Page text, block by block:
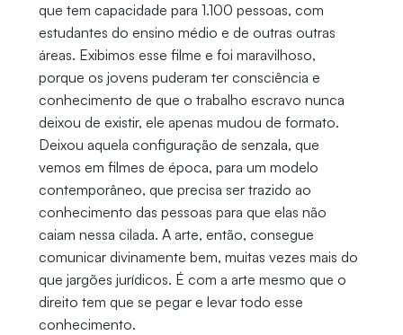
que tem capacidade para 1.100 pessoas, com
estudantes do ensino médio e de outras outras
áreas. Exibimos esse filme e foi maravilhoso,
porque os jovens puderam ter consciência e
conhecimento de que o trabalho escravo nunca
deixou de existir, ele apenas mudou de formato.
Deixou aquela configuração de senzala, que
vemos em filmes de época, para um modelo
contemporâneo, que precisa ser trazido ao
conhecimento das pessoas para que elas não
caiam nessa cilada. A arte, então, consegue
comunicar divinamente bem, muitas vezes mais do
que jargões jurídicos. É com a arte mesmo que o
direito tem que se pegar e levar todo esse
conhecimento.